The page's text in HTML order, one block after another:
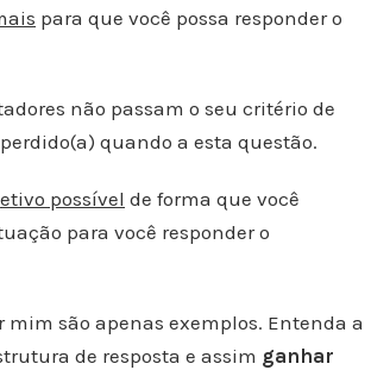
para que você possa responder o
não passam o seu critério de
quando a esta questão.
possível de forma que você
para você responder o
são apenas exemplos. Entenda a
de resposta e assim ganhar